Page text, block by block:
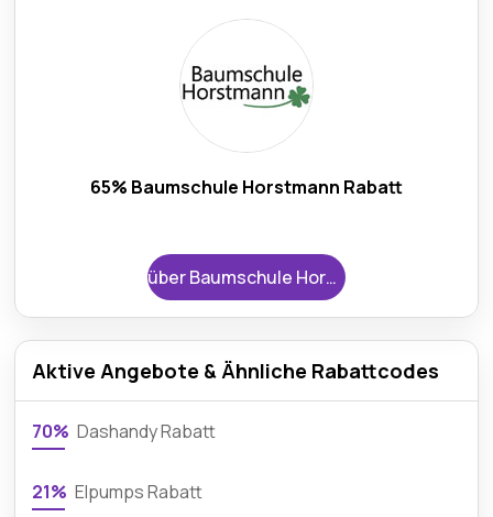
65% Baumschule Horstmann Rabatt
über Baumschule Horstmann
Aktive Angebote & Ähnliche Rabattcodes
70% Dashandy Rabatt
21% Elpumps Rabatt